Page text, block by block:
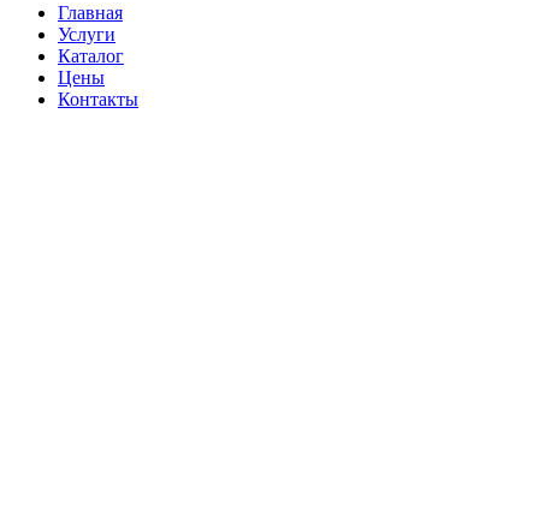
Главная
Услуги
Каталог
Цены
Контакты